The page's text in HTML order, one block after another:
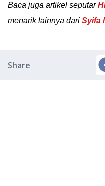
Baca juga artikel seputar
menarik lainnya dari Syifa
Share